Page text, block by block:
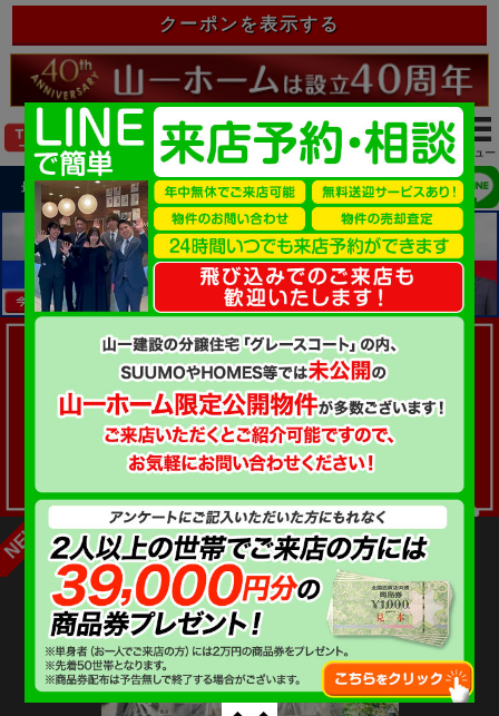
クーポンを表示する
最近見た物件 お気に入り ログイン login
羽村市富士見平１丁目 全１区画 Ａ号棟